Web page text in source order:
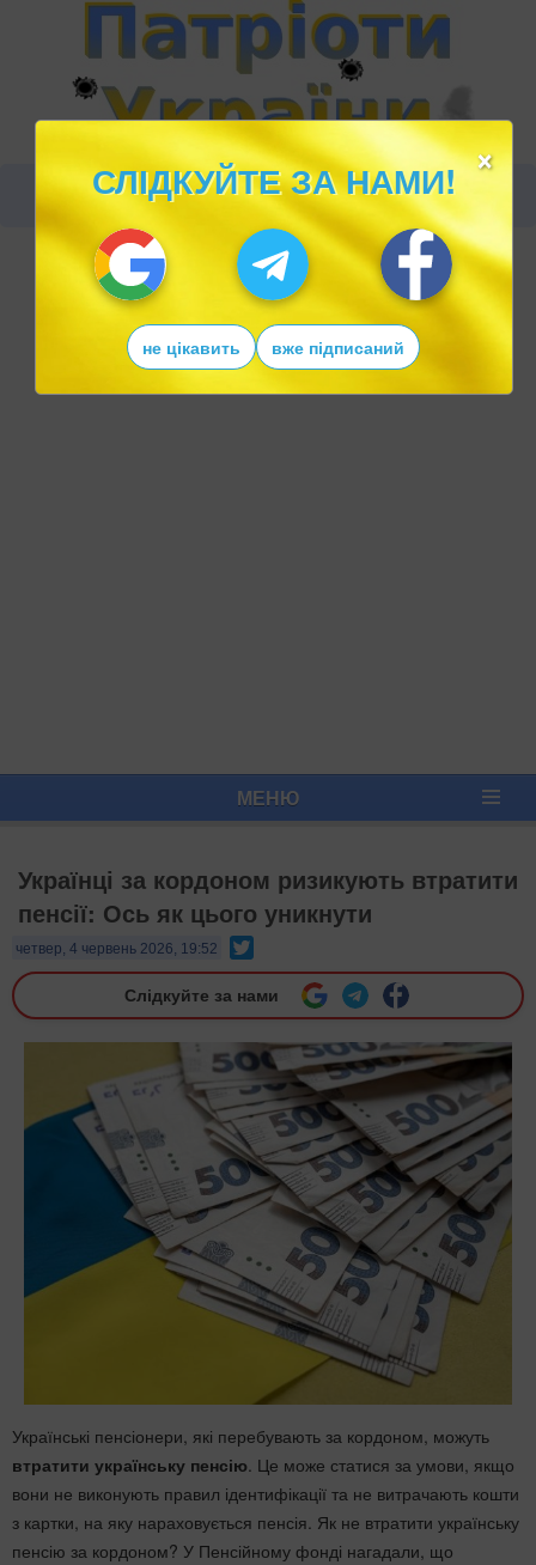
МЕНЮ
Українці за кордоном ризикують втратити
пенсії: Ось як цього уникнути
четвер, 4 червень 2026, 19:52
Слідкуйте за нами
Українські пенсіонери, які перебувають за кордоном, можуть
втратити українську пенсію. Це може статися за умови, якщо
вони не виконують правил ідентифікації та не витрачають кошти
з картки, на яку нараховується пенсія. Як не втратити українську
пенсію за кордоном? У Пенсійному фонді нагадали, що
×
СЛІДКУЙТЕ ЗА НАМИ!
не цікавить вже підписаний